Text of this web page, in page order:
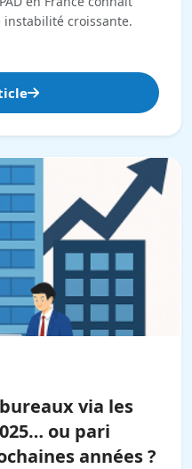
croissante.
via les
ou pari
années ?